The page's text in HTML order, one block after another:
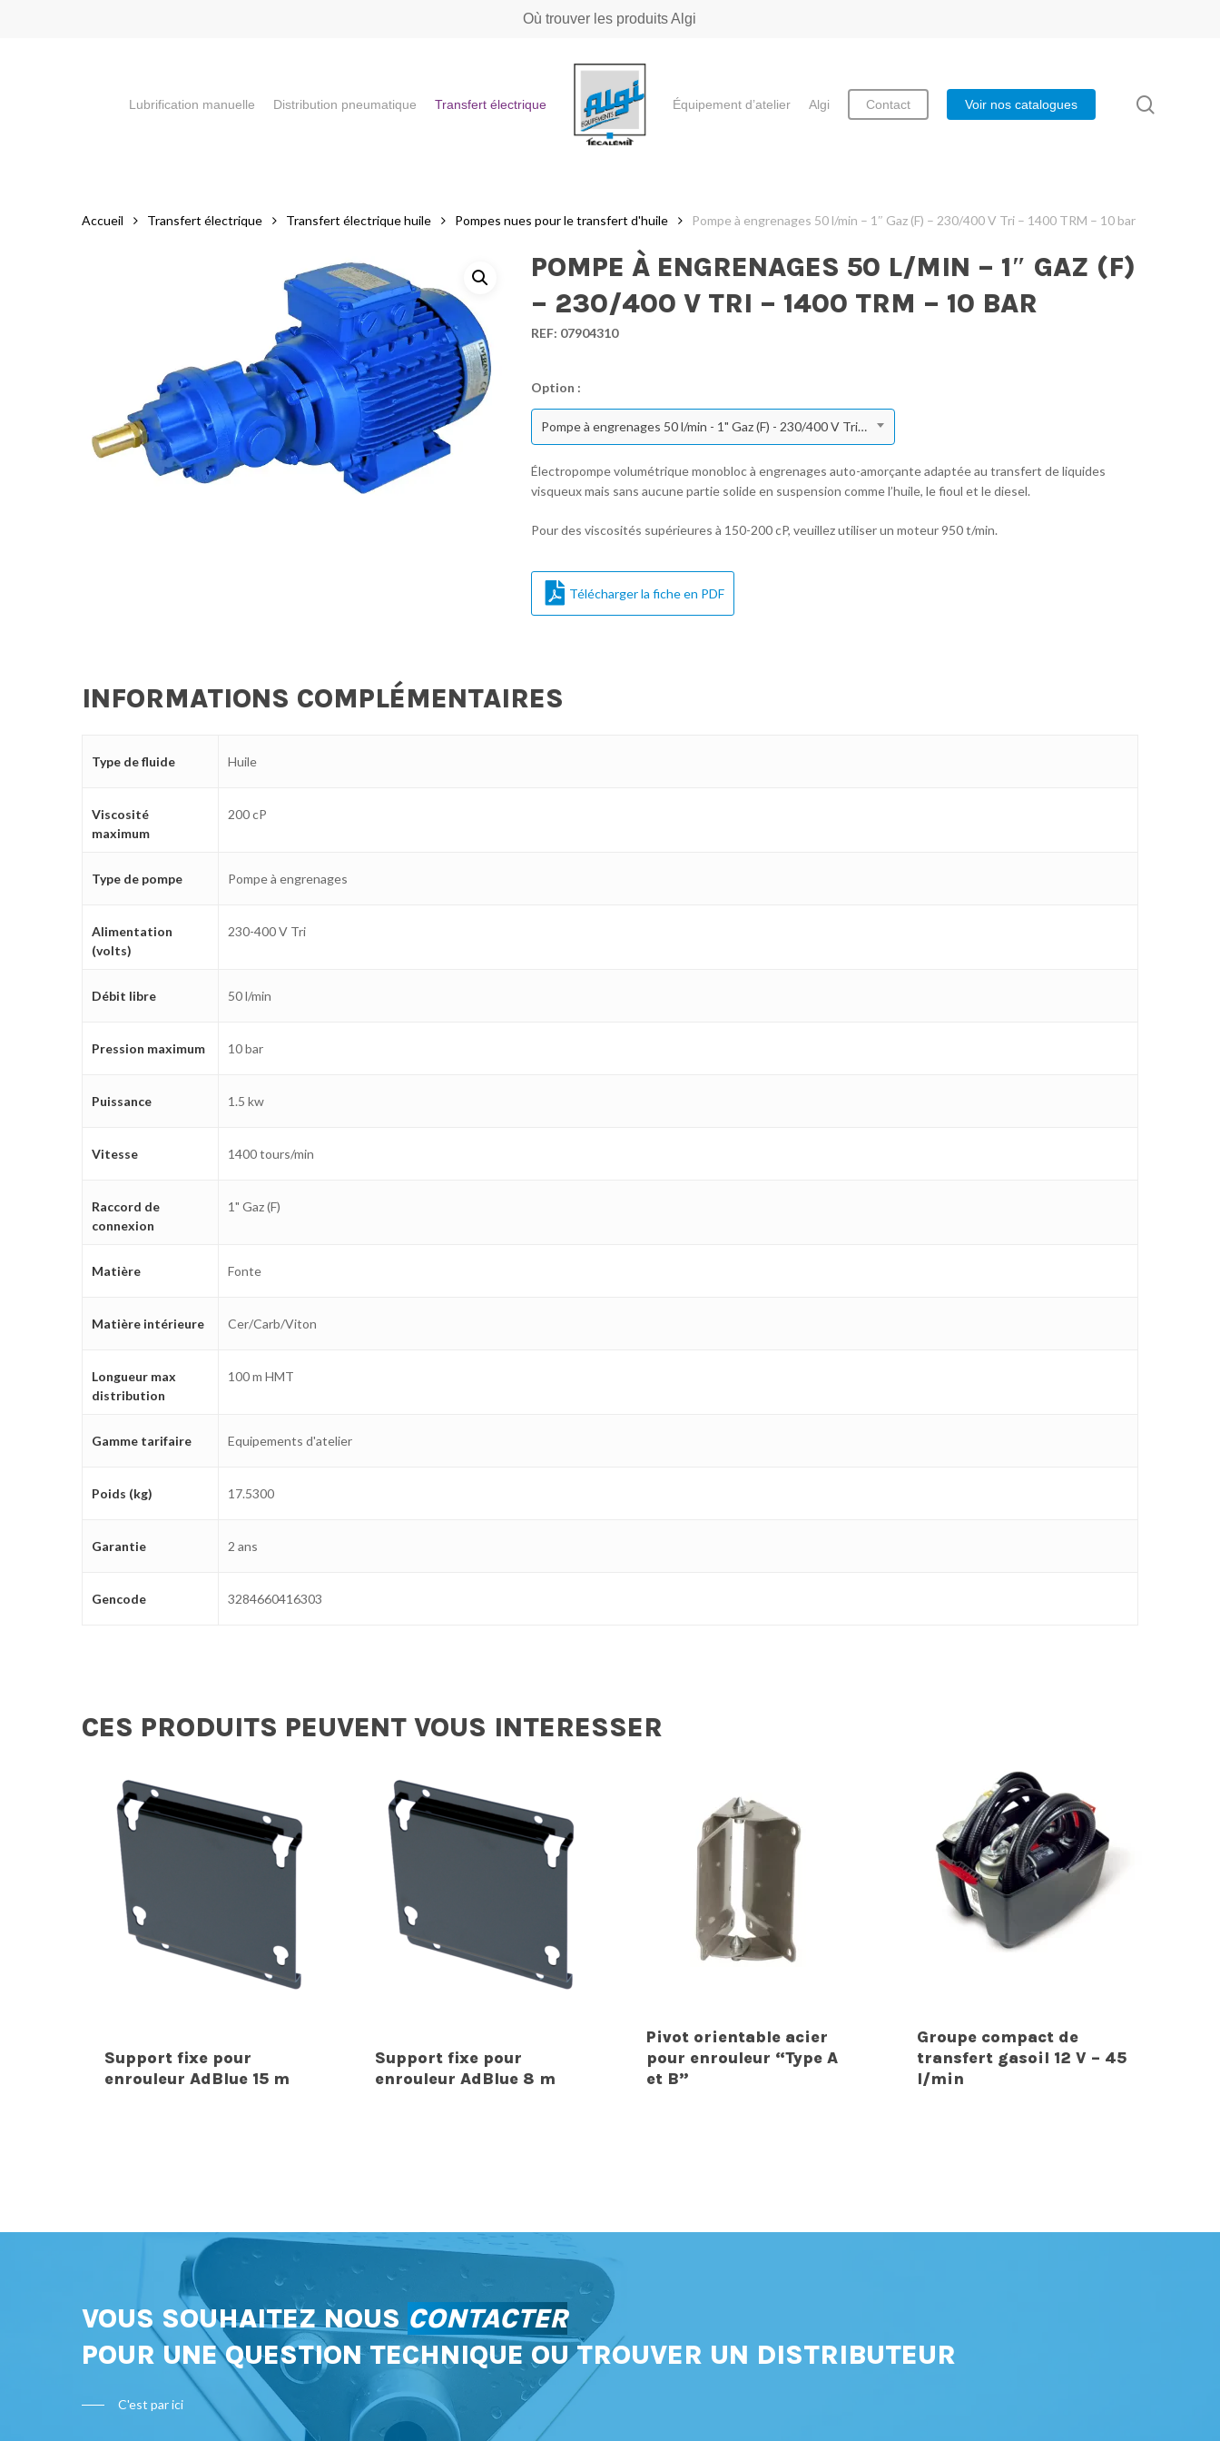
Où trouver les produits Algi
Lubrification manuelle Distribution pneumatique Transfert électrique Équipement d’atelier Algi Contact Voir nos catalogues
Accueil Transfert électrique Transfert électrique huile Pompes nues pour le transfert d'huile Pompe à engrenages 50 l/min – 1″ Gaz (F) – 230/400 V Tri – 1400 TRM – 10 bar
POMPE À ENGRENAGES 50 L/MIN – 1″ GAZ (F)
– 230/400 V TRI – 1400 TRM – 10 BAR
REF: 07904310
Option :
Pompe à engrenages 50 l/min - 1" Gaz (F) - 230/400 V Tri - 1400 TRM - 10 bar
Électropompe volumétrique monobloc à engrenages auto-amorçante adaptée au transfert de liquides
visqueux mais sans aucune partie solide en suspension comme l’huile, le fioul et le diesel.
Pour des viscosités supérieures à 150-200 cP, veuillez utiliser un moteur 950 t/min.
Télécharger la fiche en PDF
INFORMATIONS COMPLÉMENTAIRES
Type de fluide Huile
Viscosité
maximum
200 cP
Type de pompe Pompe à engrenages
Alimentation
(volts)
230-400 V Tri
Débit libre 50 l/min
Pression maximum 10 bar
Puissance 1.5 kw
Vitesse 1400 tours/min
Raccord de
connexion
1" Gaz (F)
Matière Fonte
Matière intérieure Cer/Carb/Viton
Longueur max
distribution
100 m HMT
Gamme tarifaire Equipements d'atelier
Poids (kg) 17.5300
Garantie 2 ans
Gencode 3284660416303
CES PRODUITS PEUVENT VOUS INTERESSER
Support fixe pour
enrouleur AdBlue 15 m
Support fixe pour
enrouleur AdBlue 8 m
Pivot orientable acier
pour enrouleur “Type A
et B”
Groupe compact de
transfert gasoil 12 V – 45
l/min
VOUS SOUHAITEZ NOUS CONTACTER
POUR UNE QUESTION TECHNIQUE OU TROUVER UN DISTRIBUTEUR
C'est par ici